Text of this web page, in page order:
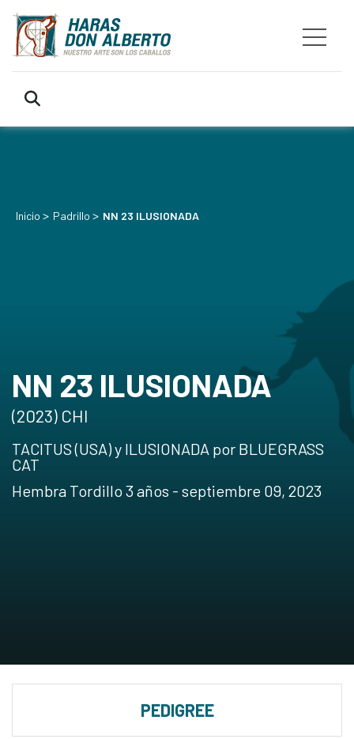
Inicio > Padrillo > NN 23 ILUSIONADA
NN 23 ILUSIONADA
(2023) CHI
TACITUS (USA) y ILUSIONADA por BLUEGRASS
CAT
Hembra Tordillo 3 años - septiembre 09, 2023
PEDIGREE